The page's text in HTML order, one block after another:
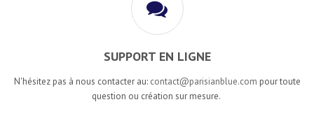
SUPPORT EN LIGNE
N'hésitez pas à nous contacter au: contact@parisianblue.com pour toute
question ou création sur mesure.